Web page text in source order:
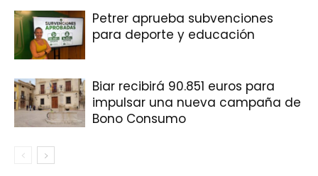
Petrer aprueba subvenciones
para deporte y educación
Biar recibirá 90.851 euros para
impulsar una nueva campaña de
Bono Consumo